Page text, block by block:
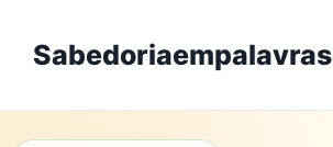
contentSabedoriaempalavras